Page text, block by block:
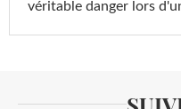
véritable danger lors